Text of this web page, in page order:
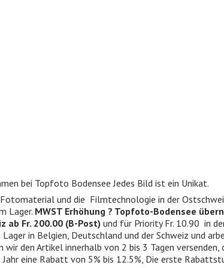
bei Topfoto Bodensee Jedes Bild ist ein Unikat.
und die Filmtechnologie in der
Lager. MWST Erhöhung ? Topfoto-Bodensee
ab Fr. 200.00 (B-Post) und für Priority Fr. 10.90 in
in Belgien, Deutschland und der Schweiz und
den Artikel innerhalb von 2 bis 3 Tagen versenden,
Jahr eine Rabatt von 5% bis 12.5%, Die erste